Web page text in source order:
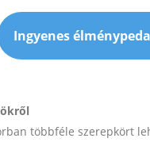
Ingyenes
többféle szerepkört